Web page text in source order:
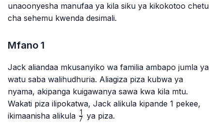
unaoonyesha manufaa ya kila siku ya kikokotoo chetu
cha sehemu kwenda desimali.
Mfano 1
Jack aliandaa mkusanyiko wa familia ambapo jumla ya
watu saba walihudhuria. Aliagiza piza kubwa ya
nyama, akipanga kuigawanya sawa kwa kila mtu.
Wakati piza ilipokatwa, Jack alikula kipande 1 pekee,
ikimaanisha alikula \frac{1}
7
1 ya piza.